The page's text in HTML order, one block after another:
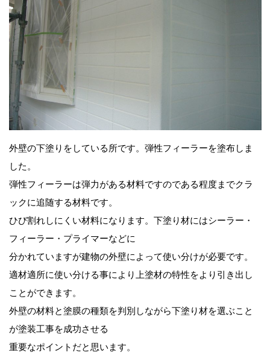
外壁の下塗りをしている所です。弾性フィーラーを塗布しま
した。
弾性フィーラーは弾力がある材料ですのである程度までクラ
ックに追随する材料です。
ひび割れしにくい材料になります。下塗り材にはシーラー・
フィーラー・プライマーなどに
分かれていますが建物の外壁によって使い分けが必要です。
適材適所に使い分ける事により上塗材の特性をより引き出し
ことができます。
外壁の材料と塗膜の種類を判別しながら下塗り材を選ぶこと
が塗装工事を成功させる
重要なポイントだと思います。